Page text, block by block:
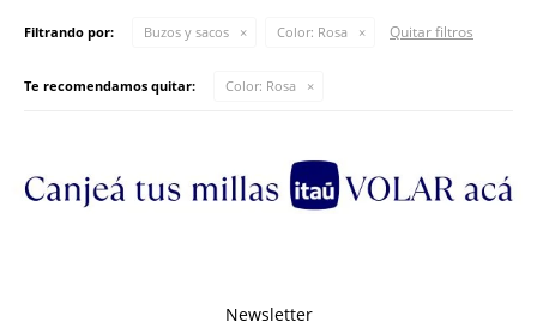
Filtrando por: Buzos y sacos Color: Rosa Quitar filtros
Te recomendamos quitar: Color: Rosa
Newsletter